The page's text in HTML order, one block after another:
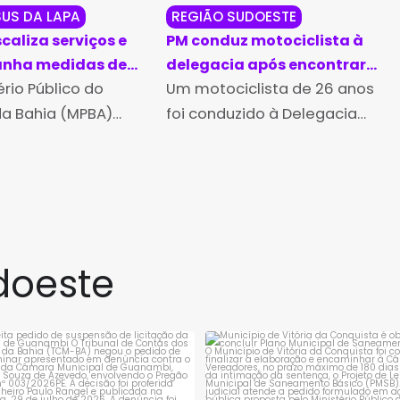
DA LAPA
serviços e
medidas de
durante Romaria
da Lapa
Público do
Bahia (MPBA)
REGIÃO SUDOESTE
PM conduz motociclista à
delegacia após encontrar
dinheiro de procedência
suspeita em Guanambi
Um motociclista de 26 anos
foi conduzido à Delegacia
pedido de suspensão de
licitação da...
1 0
Município de Vitória da
obrigado a...
1 0